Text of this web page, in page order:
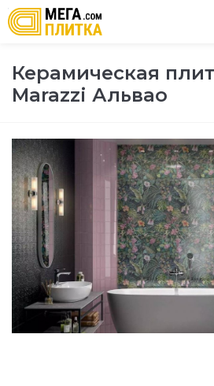
Керамическая
Marazzi Альвао